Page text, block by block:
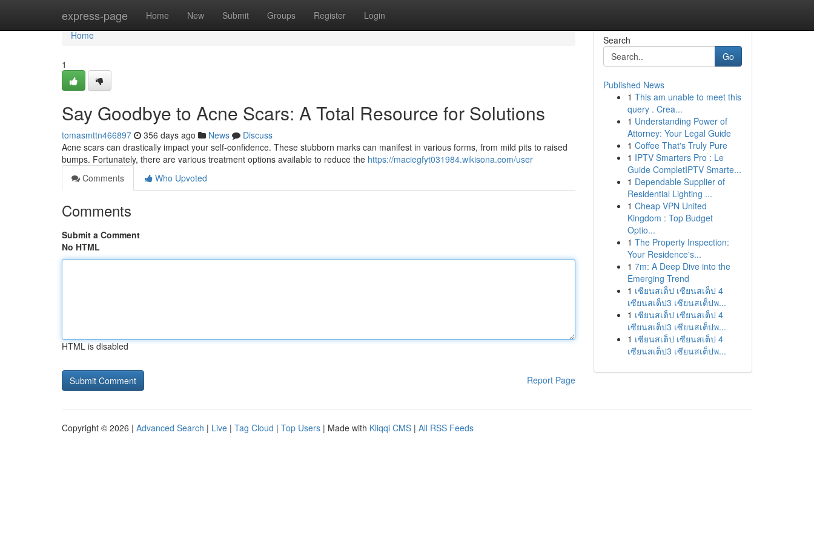
express-page Home New Submit Groups Register Login
Home
Home
1
Say Goodbye to Acne Scars: A Total Resource for Solutions
tomasmttn466897 356 days ago News
Discuss
Acne scars can drastically impact your self-confidence. These stubborn marks can manifest in various forms, from mild pits to raised
bumps. Fortunately, there are various treatment options available to reduce the https://maciegfyt031984.wikisona.com/user
Comments
Who Upvoted
Comments
Submit a Comment
No HTML
HTML is disabled
Report Page
Search
Go
Published News
1 This am unable to meet this
query . Crea...
1 Understanding Power of
Attorney: Your Legal Guide
1 Coffee That's Truly Pure
1 IPTV Smarters Pro : Le
Guide CompletIPTV Smarte...
1 Dependable Supplier of
Residential Lighting ...
1 Cheap VPN United
Kingdom : Top Budget
Optio...
1 The Property Inspection:
Your Residence's...
1 7m: A Deep Dive into the
Emerging Trend
1 เซียนสเต็ป เซียนสเต็ป 4
เซียนสเต็ป3 เซียนสเต็ปพ...
1 เซียนสเต็ป เซียนสเต็ป 4
เซียนสเต็ป3 เซียนสเต็ปพ...
1 เซียนสเต็ป เซียนสเต็ป 4
เซียนสเต็ป3 เซียนสเต็ปพ...
Copyright © 2026 | Advanced Search | Live | Tag Cloud | Top Users | Made with Kliqqi CMS | All RSS Feeds